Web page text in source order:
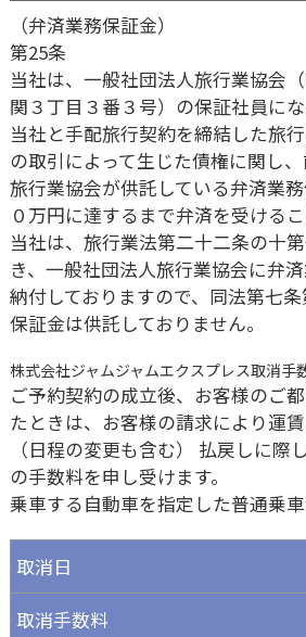
（弁済業務保証金）
第25条
当社は、一般社団法人旅行業協会
関３丁目３番３号）の保証社員にな
当社と手配旅行契約を締結した旅
の取引によって生じた債権に関し
旅行業協会が供託している弁済業
０万円に達するまで弁済を受けるこ
当社は、旅行業法第二十二条の十
き、一般社団法人旅行業協会に弁
納付しておりますので、同法第七
保証金は供託しておりません。
株式会社ジャムジャムエクスプレス取消手
ご予約契約の成立後、お客様のご
たときは、お客様の請求により運賃
（日程の変更も含む） 払戻しに際
の手数料を申し受けます。
乗車する自動車を指定した普通乗
取消日
取消手数料